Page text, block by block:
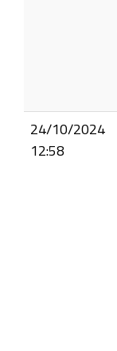
24/10/2024
12:58